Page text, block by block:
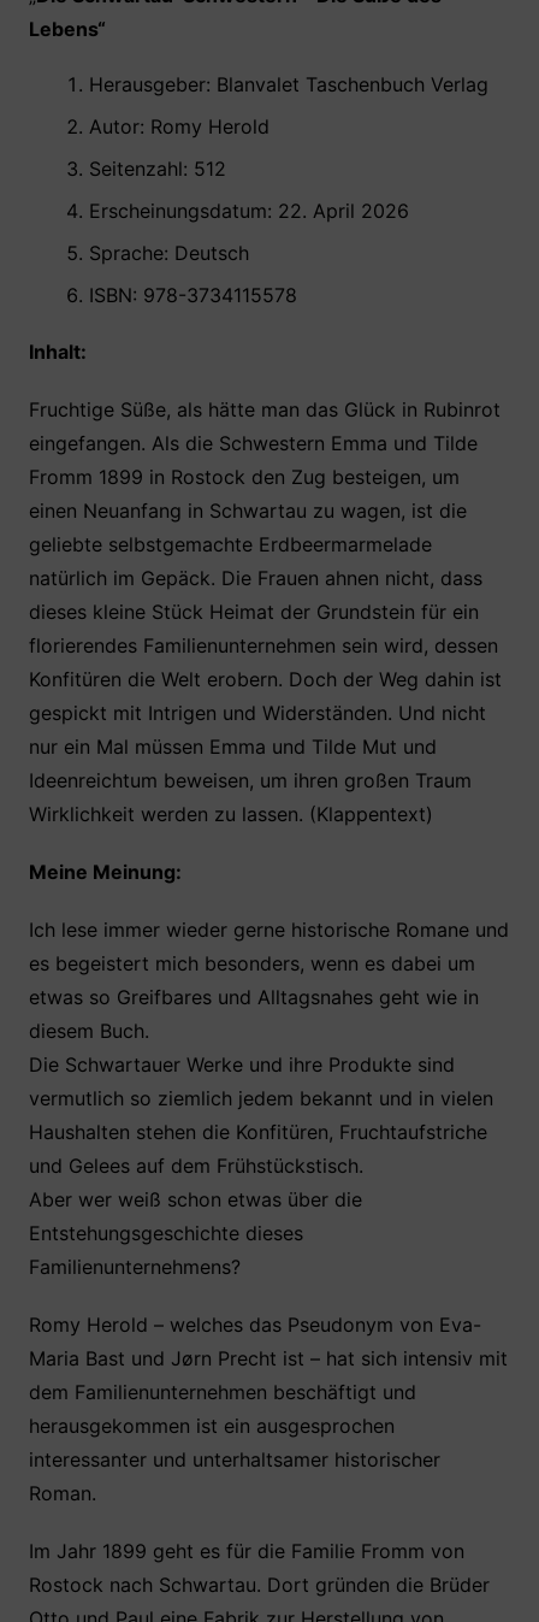
k
Lebens“
Herausgeber: Blanvalet Taschenbuch Verlag ‎
Autor: Romy Herold
Seitenzahl: 512
Erscheinungsdatum: 22. April 2026
Sprache: Deutsch
ISBN: 978-3734115578 ‎ ‎
Inhalt:
Fruchtige Süße, als hätte man das Glück in Rubinrot
eingefangen. Als die Schwestern Emma und Tilde
Fromm 1899 in Rostock den Zug besteigen, um
einen Neuanfang in Schwartau zu wagen, ist die
geliebte selbstgemachte Erdbeermarmelade
natürlich im Gepäck. Die Frauen ahnen nicht, dass
dieses kleine Stück Heimat der Grundstein für ein
florierendes Familienunternehmen sein wird, dessen
Konfitüren die Welt erobern. Doch der Weg dahin ist
gespickt mit Intrigen und Widerständen. Und nicht
nur ein Mal müssen Emma und Tilde Mut und
Ideenreichtum beweisen, um ihren großen Traum
Wirklichkeit werden zu lassen. (Klappentext)
Meine Meinung:
Ich lese immer wieder gerne historische Romane und
es begeistert mich besonders, wenn es dabei um
etwas so Greifbares und Alltagsnahes geht wie in
diesem Buch.
Die Schwartauer Werke und ihre Produkte sind
vermutlich so ziemlich jedem bekannt und in vielen
Haushalten stehen die Konfitüren, Fruchtaufstriche
und Gelees auf dem Frühstückstisch.
Aber wer weiß schon etwas über die
Entstehungsgeschichte dieses
Familienunternehmens?
Romy Herold – welches das Pseudonym von Eva-
Maria Bast und Jørn Precht ist – hat sich intensiv mit
dem Familienunternehmen beschäftigt und
herausgekommen ist ein ausgesprochen
interessanter und unterhaltsamer historischer
Roman.
Im Jahr 1899 geht es für die Familie Fromm von
Rostock nach Schwartau. Dort gründen die Brüder